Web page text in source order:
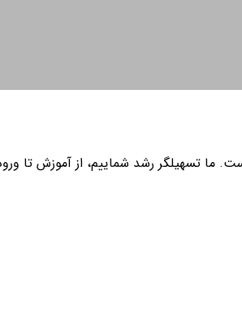
ما تسهیلگر رشد شماییم، از آموزش تا ورود